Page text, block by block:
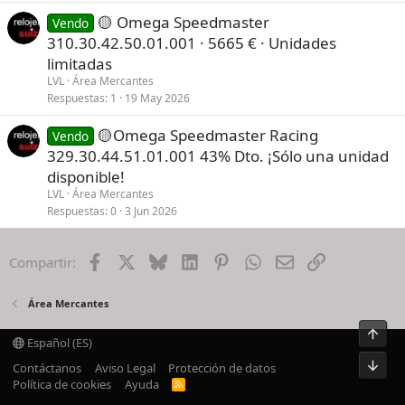
Vendo 🟡 Omega Speedmaster
310.30.42.50.01.001 · 5665 € · Unidades
limitadas
LVL Área Mercantes
Respuestas 1 19 May 2026
Vendo 🟡Omega Speedmaster Racing
329.30.44.51.01.001 43% Dto. ¡Sólo una unidad
disponible!
LVL Área Mercantes
Respuestas 0 3 Jun 2026
Compartir: Facebook BlueskyLinkedInPinterestWhatsApp
EmailEnlace
Área Mercantes
Español (ES)
Contáctanos
Aviso Legal
Protección de datos
Política de cookies
Ayuda
R